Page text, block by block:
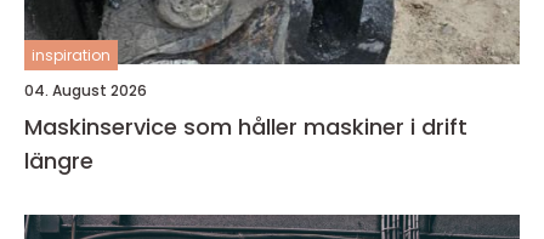
inspiration
04. August 2026
Maskinservice som håller maskiner i drift
längre